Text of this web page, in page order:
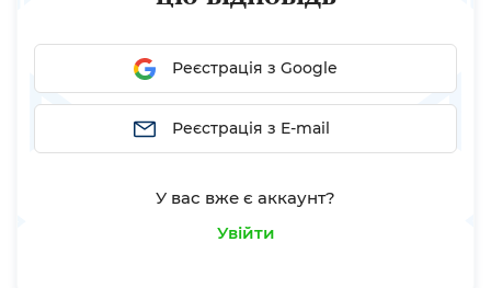
Реєстрація з Google
Реєстрація з E-mail
У вас вже є аккаунт?
Увійти